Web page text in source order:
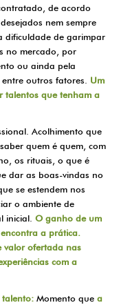
de acordo
nem sempre
dificuldade de garimpar
no mercado, por
ou ainda pela
outros fatores. Um
talentos que tenham a
Acolhimento que
quem é quem, com
os rituais, o que é
dar as boas-vindas no
se estendem nos
o ambiente de
inicial. O ganho de um
a prática.
valor ofertada nas
com a
talento:Momento que a